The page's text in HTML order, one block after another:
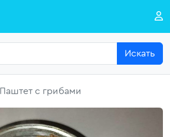
Искать
Паштет с грибами